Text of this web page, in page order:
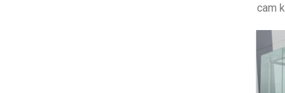
cam